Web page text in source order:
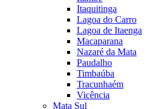
Itaquitinga
Lagoa do Carro
Lagoa de Itaenga
Macaparana
Nazaré da Mata
Paudalho
Timbaúba
Tracunhaém
Vicência
Mata Sul